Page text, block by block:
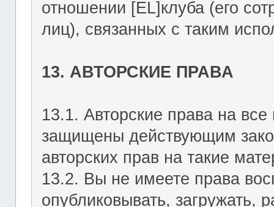
отношении [EL]клуба (его
лиц), связанных с таким
13. АВТОРСКИЕ ПРАВА
13.1. Авторские права на
защищены действующим
авторских прав на такие
13.2. Вы не имеете права
опубликовывать, загружать,